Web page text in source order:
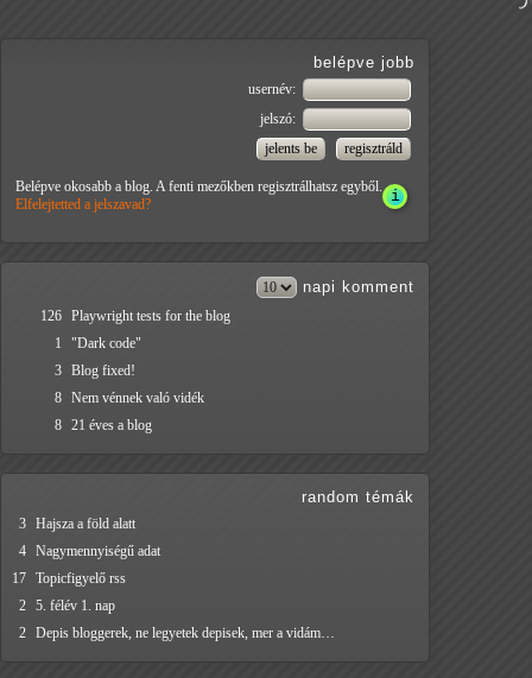
belépve jobb
usernév:
jelszó:
Belépve okosabb a blog. A fenti mezőkben regisztrálhatsz egyből.
Elfelejtetted a jelszavad?
napi komment
126 Playwright tests for the blog
1
"Dark code"
3 Blog fixed!
8 Nem vénnek való vidék
8 21 éves a blog
random témák
3 Hajsza a föld alatt
4 Nagymennyiségű adat
17 Topicfigyelő rss
2 5. félév 1. nap
2 Depis bloggerek, ne legyetek depisek, mer a vidám…